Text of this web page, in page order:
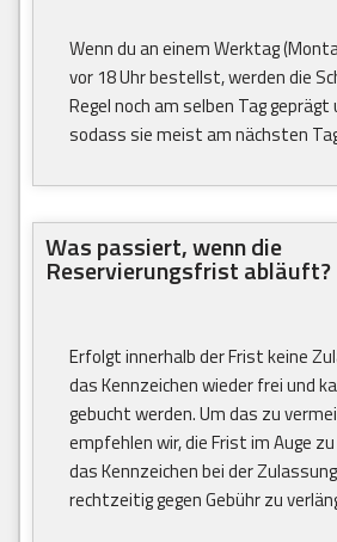
Wenn du an einem Werktag
vor 18 Uhr bestellst, werden die
Regel noch am selben Tag
sodass sie meist am nächsten
Was passiert, wenn die
Reservierungsfrist abläuft?
Erfolgt innerhalb der Frist keine
das Kennzeichen wieder frei und
gebucht werden. Um das zu
empfehlen wir, die Frist im Auge
das Kennzeichen bei der
rechtzeitig gegen Gebühr zu